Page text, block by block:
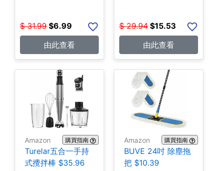
$ 31.99 $6.99
由此查看
$ 29.94 $15.53
由此查看
Amazon 購買指南
Turelar五合一手持
式攪拌棒 $35.96
Amazon 購買指南
BUVE 24吋 除塵拖
把 $10.39